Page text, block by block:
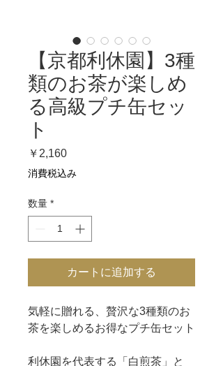
【京都利休園】3種
類のお茶が楽しめ
る高級プチ缶セッ
ト
￥2,160価
格
消費税込み
数量 *
カートに追加する
気軽に贈れる、贅沢な3種類のお
茶を楽しめるお得なプチ缶セット
利休園を代表する「白煎茶」と